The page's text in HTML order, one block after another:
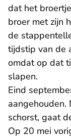
dat het
broer met zijn
de
tijdstip van de
omdat op dat
slapen.
Eind
aangehouden.
schorst, gaat
Op 20 mei